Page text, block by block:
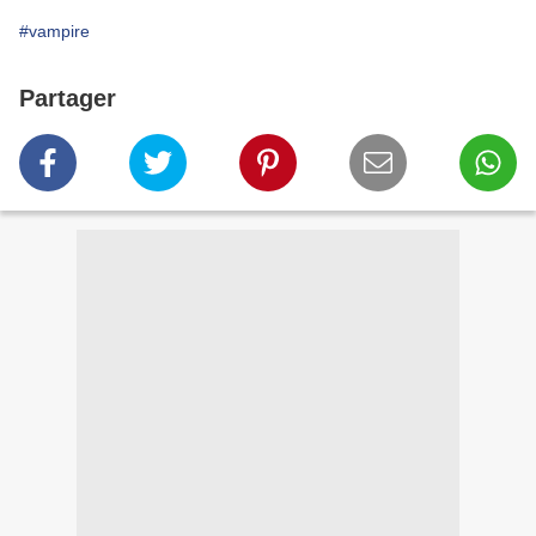
#vampire
Partager